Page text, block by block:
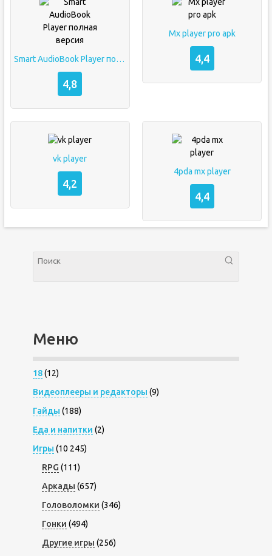
Smart AudioBook Player полная версия
4,8
Mx player pro apk
4,4
vk player
4,2
4pda mx player
4,4
Меню
18(12)
Видеоплееры и редакторы (9)
Гайды (188)
Еда и напитки (2)
Игры (10 245)
RPG (111)
Аркады (657)
Головоломки (346)
Гонки (494)
Другие игры (256)